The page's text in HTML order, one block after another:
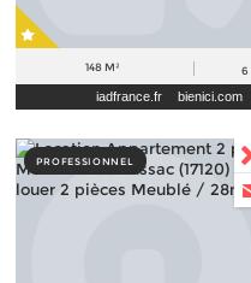
148 M² 6
iadfrance.fr bienici.com
PROFESSIONNEL